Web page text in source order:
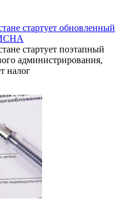
стартует обновленный
ИСНА
стартует поэтапный
администрирования,
налог